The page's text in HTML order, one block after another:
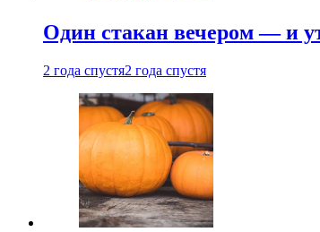
Один стакан вечером — и
2 года спустя2 года спустя